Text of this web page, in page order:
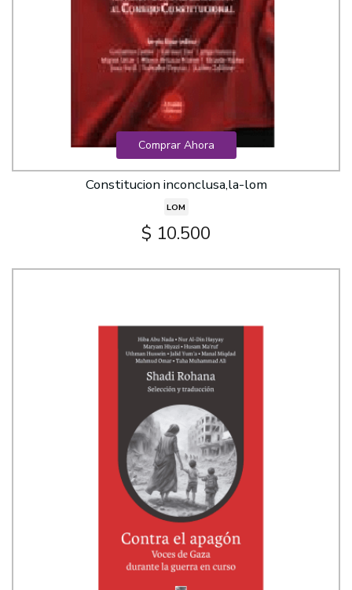
Comprar Ahora
Constitucion inconclusa,la-lom
LOM
$ 10.500